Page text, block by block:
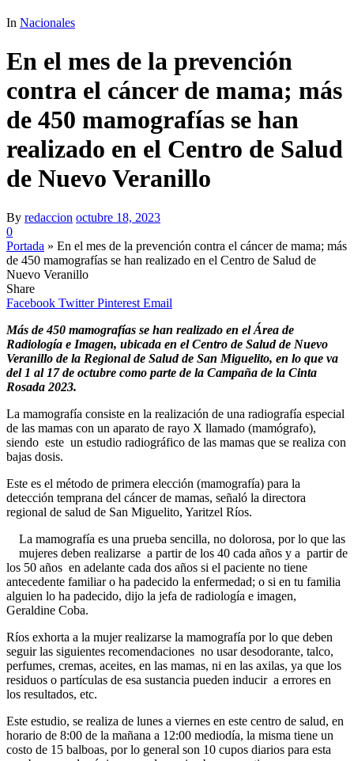
In Nacionales
En el mes de la prevención
contra el cáncer de mama; más
de 450 mamografías se han
realizado en el Centro de Salud
de Nuevo Veranillo
By redaccion octubre 18, 2023
0
Portada » En el mes de la prevención contra el cáncer de mama; más
de 450 mamografías se han realizado en el Centro de Salud de
Nuevo Veranillo
Share
Facebook Twitter Pinterest Email
Más de 450 mamografías se han realizado en el Área de
Radiología e Imagen, ubicada en el Centro de Salud de Nuevo
Veranillo de la Regional de Salud de San Miguelito, en lo que va
del 1 al 17 de octubre como parte de la Campaña de la Cinta
Rosada 2023.
La mamografía consiste en la realización de una radiografía especial
de las mamas con un aparato de rayo X llamado (mamógrafo),
siendo este un estudio radiográfico de las mamas que se realiza con
bajas dosis.
Este es el método de primera elección (mamografía) para la
detección temprana del cáncer de mamas, señaló la directora
regional de salud de San Miguelito, Yaritzel Ríos.
La mamografía es una prueba sencilla, no dolorosa, por lo que las
mujeres deben realizarse a partir de los 40 cada años y a partir de
los 50 años en adelante cada dos años si el paciente no tiene
antecedente familiar o ha padecido la enfermedad; o si en tu familia
alguien lo ha padecido, dijo la jefa de radiología e imagen,
Geraldine Coba.
Ríos exhorta a la mujer realizarse la mamografía por lo que deben
seguir las siguientes recomendaciones no usar desodorante, talco,
perfumes, cremas, aceites, en las mamas, ni en las axilas, ya que los
residuos o partículas de esa sustancia pueden inducir a errores en
los resultados, etc.
Este estudio, se realiza de lunes a viernes en este centro de salud, en
horario de 8:00 de la mañana a 12:00 mediodía, la misma tiene un
costo de 15 balboas, por lo general son 10 cupos diarios para esta